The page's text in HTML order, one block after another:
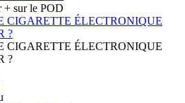
+ sur le POD
CIGARETTE ÉLECTRONIQUE
?
CIGARETTE ÉLECTRONIQUE
?